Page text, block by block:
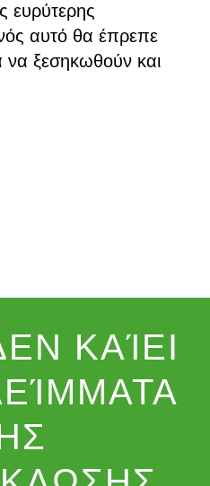
ευρύτερης
αυτό θα έπρεπε
να ξεσηκωθούν και
ΚΑΊΕΙ